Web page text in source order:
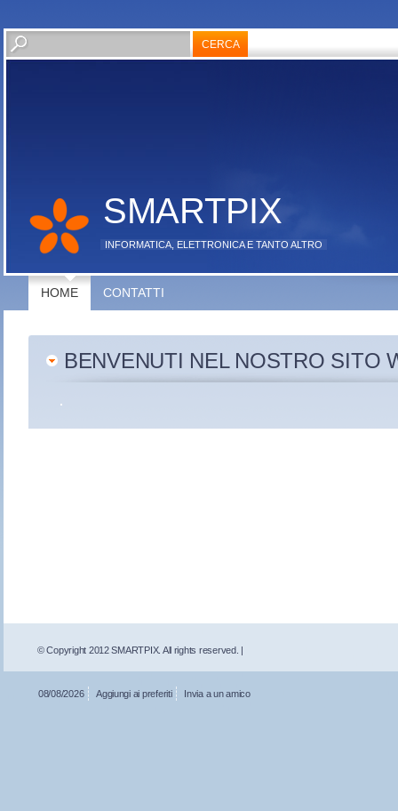
SMARTPIX
INFORMATICA, ELETTRONICA E TANTO ALTRO
HOME CONTATTI
BENVENUTI NEL NOSTRO SITO
08/08/2026 Aggiungi ai preferiti Invia a un amico
© Copyright 2012 SMARTPIX. All rights reserved. |